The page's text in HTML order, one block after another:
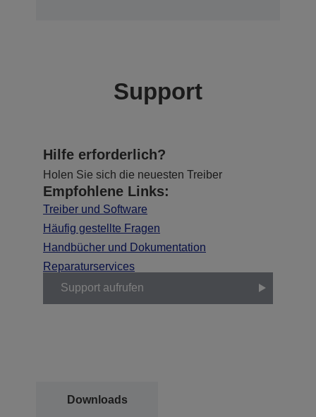
Support
Hilfe erforderlich?
Holen Sie sich die neuesten Treiber
Empfohlene Links:
Treiber und Software
Häufig gestellte Fragen
Handbücher und Dokumentation
Reparaturservices
Support aufrufen
Downloads